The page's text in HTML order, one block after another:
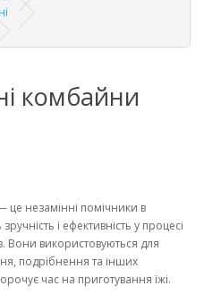
комбайни
це незамінні помічники в
і ефективність у процесі
Вони використовуються для
подрібнення та інших
час на приготування їжі.